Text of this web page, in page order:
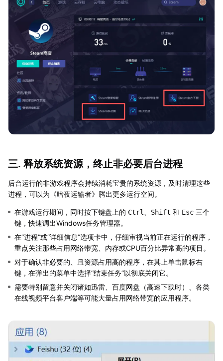
三. 释放系统资源，终止非必要后台进程
后台运行的非游戏程序会持续消耗宝贵的系统资源，及时清理这些
进程，可以为《暗夜运输者》腾出更多运行空间。
在游戏运行期间，同时按下键盘上的 Ctrl Shift 和 Esc 三个
键，快速调出Windows任务管理器。
在“进程”或“详细信息”选项卡中，仔细审视当前正在运行的程序，
重点关注那些占用网络带宽、内存或CPU百分比异常高的项目。
对于确认非必要的、且资源占用高的程序，在其上单击鼠标右
键，在弹出的菜单中选择“结束任务”以彻底关闭它。
需要特别留意并关闭诸如迅雷、百度网盘（高速下载时）、各类
在线视频平台客户端等可能大量占用网络带宽的应用程序。